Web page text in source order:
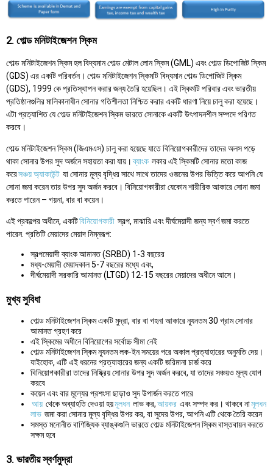
2. গোল্ড মনিটাইজেশন স্কিম
গোল্ড মনিটাইজেশন স্কিম হল বিদ্যমান গোল্ড মেটাল লোন স্কিম (GML) এবং গোল্ড ডিপোজিট স্কিম
(GDS) এর একটি পরিবর্তন। গোল্ড মনিটাইজেশন স্কিমটি বিদ্যমান গোল্ড ডিপোজিট স্কিম
(GDS), 1999 কে প্রতিস্থাপন করার জন্য তৈরি হয়েছিল। এই স্কিমটি পরিবার এবং ভারতীয়
প্রতিষ্ঠানগুলির মালিকানাধীন সোনার গতিশীলতা নিশ্চিত করার একটি ধারণা নিয়ে চালু করা হয়েছে।
এটা প্রত্যাশিত যে গোল্ড মনিটাইজেশন স্কিম ভারতে সোনাকে একটি উৎপাদনশীল সম্পদে পরিণত
করবে।
গোল্ড মনিটাইজেশন স্কিম (জিএমএস) চালু করা হয়েছে যাতে বিনিয়োগকারীদের তাদের অলস পড়ে
থাকা সোনার উপর সুদ অর্জনে সহায়তা করা যায়। ব্যাংক লকার এই স্কিমটি সোনার মতো কাজ
করেসঞ্চয় অ্যাকাউন্ট যা সোনার মূল্য বৃদ্ধির সাথে সাথে তাদের ওজনের উপর ভিত্তি করে আপনি যে
সোনা জমা করেন তার উপর সুদ অর্জন করবে। বিনিয়োগকারীরা যেকোন শারীরিক আকারে সোনা জমা
করতে পারেন – গয়না, বার বা কয়েন।
এই প্রকল্পের অধীনে, একটিবিনিয়োগকারী স্বল্প, মাঝারি এবং দীর্ঘমেয়াদী জন্য স্বর্ণ জমা করতে
পারেন. প্রতিটি মেয়াদের মেয়াদ নিম্নরূপ:
স্বল্পমেয়াদী ব্যাংক আমানত (SRBD) 1-3 বছরের
মধ্য-মেয়াদী মেয়াদকাল 5-7 বছরের মধ্যে এবং,
দীর্ঘমেয়াদী সরকারি আমানত (LTGD) 12-15 বছরের মেয়াদের অধীনে আসে।
মুখ্য সুবিধা
গোল্ড মনিটাইজেশন স্কিম একটি মুদ্রা, বার বা গহনা আকারে ন্যূনতম 30 গ্রাম সোনার
আমানত গ্রহণ করে
এই স্কিমের অধীনে বিনিয়োগের সর্বোচ্চ সীমা নেই
গোল্ড মনিটাইজেশন স্কিম ন্যূনতম লক-ইন সময়ের পরে অকাল প্রত্যাহারের অনুমতি দেয়।
যাইহোক, এটি এই ধরনের প্রত্যাহারের জন্য একটি জরিমানা চার্জ করে
বিনিয়োগকারীরা তাদের নিষ্ক্রিয় সোনার উপর সুদ অর্জন করবে, যা তাদের সঞ্চয়ও মূল্য যোগ
করবে
কয়েন এবং বার মূল্যের প্রশংসা ছাড়াও সুদ উপার্জন করতে পারে
আয় থেকে অব্যাহতি দেওয়া হয়মূলধন লাভ কর,আয়কর এবং সম্পদ কর। থাকবে নামূলধন
লাভ জমা করা সোনার মূল্য বৃদ্ধির উপর কর, বা সুদের উপর, আপনি এটি থেকে তৈরি করেন
সমস্ত মনোনীত বাণিজ্যিক ব্যাঙ্কগুলি ভারতে গোল্ড মনিটাইজেশন স্কিম বাস্তবায়ন করতে
সক্ষম হবে
3. ভারতীয় স্বর্ণমুদ্রা